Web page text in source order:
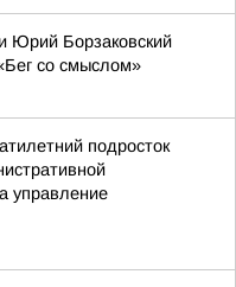
Юрий Борзаковский
со смыслом»
подросток
управление